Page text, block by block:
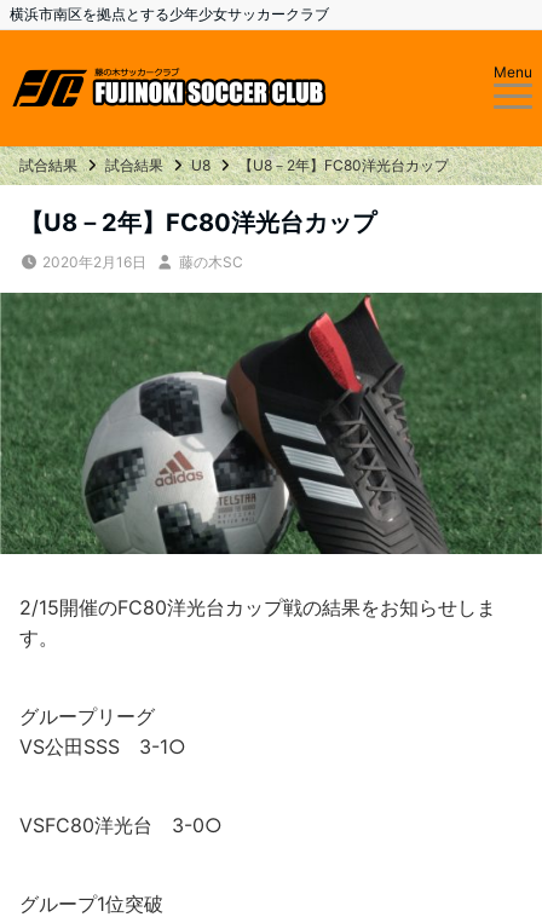
横浜市南区を拠点とする少年少女サッカークラブ
Menu
試合結果 試合結果 U8 【U8－2年】FC80洋光台カップ
【U8－2年】FC80洋光台カップ
2020年2月16日 藤の木SC
2/15開催のFC80洋光台カップ戦の結果をお知らせしま
す。
グループリーグ
VS公田SSS 3-1○
VSFC80洋光台 3-0○
グループ1位突破